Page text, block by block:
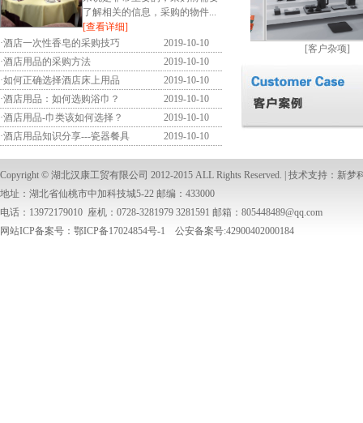
了解相关的信息，采购的物件...
[查看详细]
·酒店一次性香皂的采购技巧
2019-10-10
·酒店用品的采购方法
2019-10-10
·如何正确选择酒店床上用品
2019-10-10
·酒店用品：如何选购浴巾？
2019-10-10
·酒店用品-巾类该如何选择？
2019-10-10
·酒店用品知识分享---瓷器餐具 2019-10-10
[客户杂项] [客户杂项] 客户杂项]
Copyright © 湖北汉康工贸有限公司 2012-2015 ALL Rights Reserved. | 技术支持： 新梦
地址：湖北省仙桃市中加科技城5-22 邮编：433000
电话：13972179010 座机：0728-3281979 3281591 邮箱： 805448489@qq.com
网站ICP备案号：鄂ICP备17024854号-1 公安备案号:42900402000184